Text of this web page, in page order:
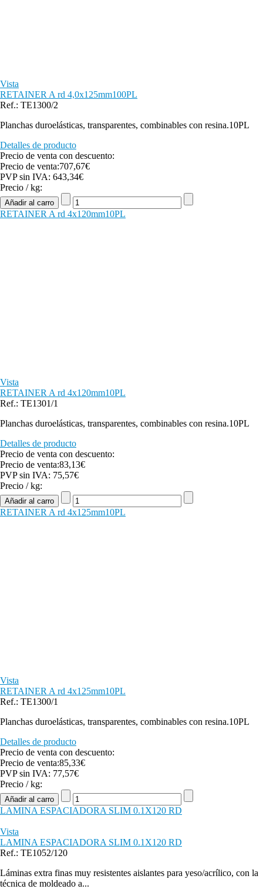
Vista
RETAINER A rd 4,0x125mm100PL
Ref.: TE1300/2
Planchas duroelásticas, transparentes, combinables con resina.10PL
Detalles de producto
Precio de venta con descuento:
Precio de venta:707,67€
PVP sin IVA: 643,34€
Precio / kg:
RETAINER A rd 4x120mm10PL
Vista
RETAINER A rd 4x120mm10PL
Ref.: TE1301/1
Planchas duroelásticas, transparentes, combinables con resina.10PL
Detalles de producto
Precio de venta con descuento:
Precio de venta:83,13€
PVP sin IVA: 75,57€
Precio / kg:
RETAINER A rd 4x125mm10PL
Vista
RETAINER A rd 4x125mm10PL
Ref.: TE1300/1
Planchas duroelásticas, transparentes, combinables con resina.10PL
Detalles de producto
Precio de venta con descuento:
Precio de venta:85,33€
PVP sin IVA: 77,57€
Precio / kg:
LAMINA ESPACIADORA SLIM 0.1X120 RD
Vista
LAMINA ESPACIADORA SLIM 0.1X120 RD
Ref.: TE1052/120
Láminas extra finas muy resistentes aislantes para yeso/acrílico, con la
técnica de moldeado a...